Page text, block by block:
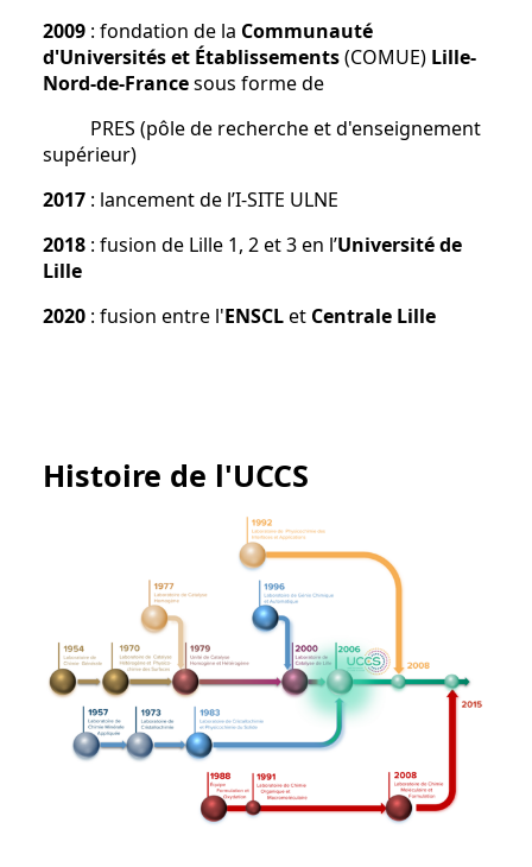
2009 : fondation de la Communauté
d'Universités et Établissements(COMUE) Lille-
Nord-de-Francesous forme de
PRES (pôle de recherche et d'enseignement
supérieur)
2017 : lancement de l’I-SITE ULNE
2018 : fusion de Lille 1, 2 et 3 en l’Université de
Lille
2020 : fusion entre l'ENSCLet Centrale Lille
Histoire de l'UCCS